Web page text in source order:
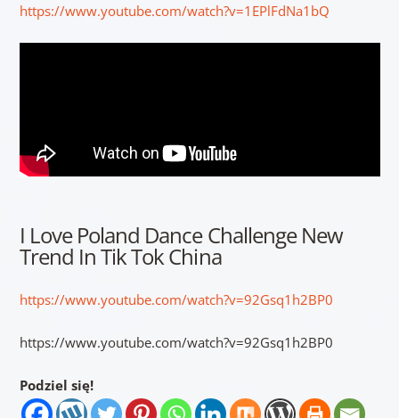
https://www.youtube.com/watch?v=1EPlFdNa1bQ
I Love Poland Dance Challenge New
Trend In Tik Tok China
https://www.youtube.com/watch?v=92Gsq1h2BP0
https://www.youtube.com/watch?v=92Gsq1h2BP0
Podziel się!